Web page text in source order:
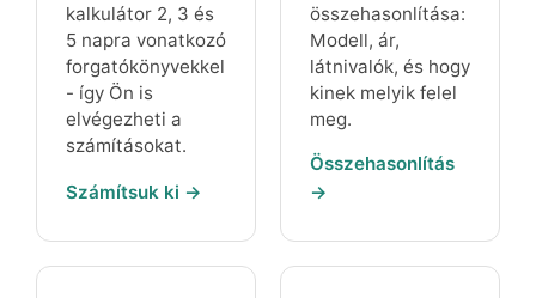
kalkulátor 2, 3 és
5 napra vonatkozó
forgatókönyvekkel
- így Ön is
elvégezheti a
számításokat.
Számítsuk ki →
összehasonlítása:
Modell, ár,
látnivalók, és hogy
kinek melyik felel
meg.
Összehasonlítás
→